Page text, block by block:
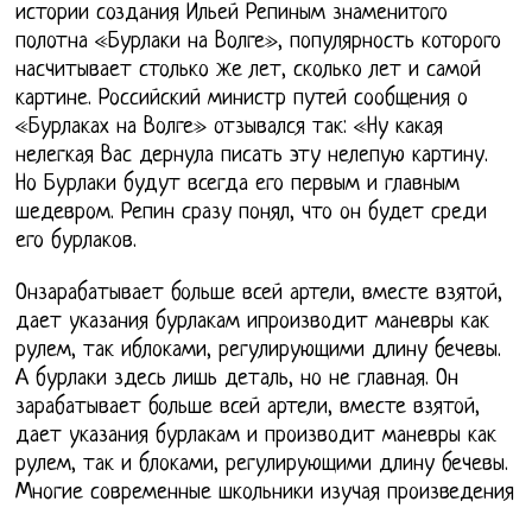
истории создания Ильей Репиным знаменитого
полотна «Бурлаки на Волге», популярность которого
насчитывает столько же лет, сколько лет и самой
картине. Российский министр путей сообщения о
«Бурлаках на Волге» отзывался так: «Ну какая
нелегкая Вас дернула писать эту нелепую картину.
Но Бурлаки будут всегда его первым и главным
шедевром. Репин сразу понял, что он будет среди
его бурлаков.
Онзарабатывает больше всей артели, вместе взятой,
дает указания бурлакам ипроизводит маневры как
рулем, так иблоками, регулирующими длину бечевы.
А бурлаки здесь лишь деталь, но не главная. Он
зарабатывает больше всей артели, вместе взятой,
дает указания бурлакам и производит маневры как
рулем, так и блоками, регулирующими длину бечевы.
Многие современные школьники изучая произведения